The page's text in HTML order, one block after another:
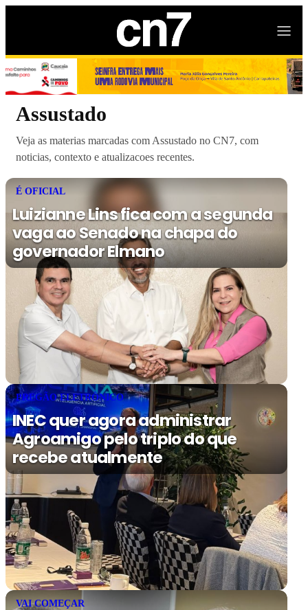
Assustado
Veja as materias marcadas com Assustado no CN7, com
noticias, contexto e atualizacoes recentes.
É OFICIAL
Luizianne Lins fica com a segunda
vaga ao Senado na chapa do
governador Elmano
PREGÃO ELETRÔNICO
INEC quer agora administrar
Agroamigo pelo triplo do que
recebe atualmente
VAI COMEÇAR